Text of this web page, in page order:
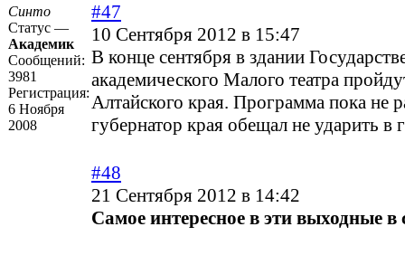
Синто
Статус —
Академик
Сообщений:
3981
Регистрация:
6 Ноября
2008
#47
10 Сентября 2012 в 15:47
В конце сентября в здании
академического Малого театра
Алтайского края. Программа пока не
губернатор края обещал не ударить в
#48
21 Сентября 2012 в 14:42
Самое интересное в эти выходные в